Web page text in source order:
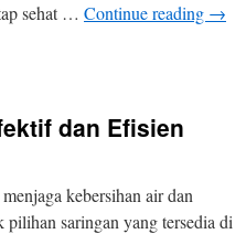
sehat … Continue reading →
dan Efisien
kebersihan air dan
saringan yang tersedia di